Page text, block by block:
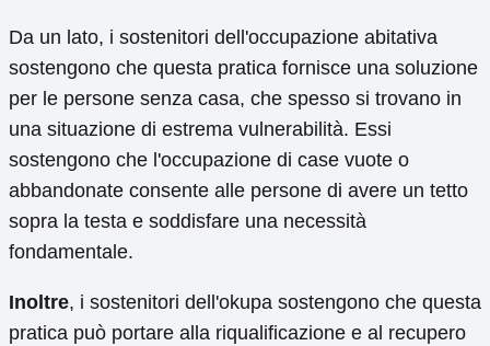
Da un lato, i sostenitori dell'occupazione abitativa
sostengono che questa pratica fornisce una soluzione
per le persone senza casa, che spesso si trovano in
una situazione di estrema vulnerabilità. Essi
sostengono che l'occupazione di case vuote o
abbandonate consente alle persone di avere un tetto
sopra la testa e soddisfare una necessità
fondamentale.
Inoltre, i sostenitori dell'okupa sostengono che questa
pratica può portare alla riqualificazione e al recupero